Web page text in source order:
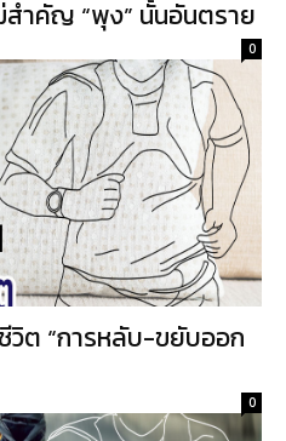
สำคัญ “พุง” นั้นอันตราย
0
วิต “การหลับ-ขยับออก
0